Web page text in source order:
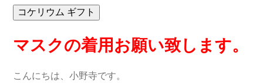
マスクの着用お願い致します。
こんにちは、小野寺です。